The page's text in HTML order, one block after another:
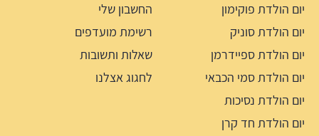
יום הולדת פוקימון
יום הולדת סוניק
יום הולדת ספיידרמן
יום הולדת סמי הכבאי
יום הולדת נסיכות
יום הולדת חד קרן
החשבון שלי
רשימת מועדפים
שאלות ותשובות
לחגוג אצלנו